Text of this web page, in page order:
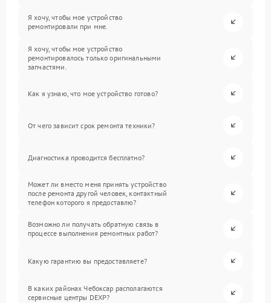
Я хочу, чтобы мое устройство
ремонтировали при мне.
Я хочу, чтобы мое устройство
ремонтировалось только оригинальными
запчастями.
Как я узнаю, что мое устройство готово?
От чего зависит срок ремонта техники?
Диагностика проводится бесплатно?
Может ли вместо меня принять устройство
после ремонта другой человек, контактный
телефон которого я предоставлю?
Возможно ли получать обратную связь в
процессе выполнения ремонтных работ?
Какую гарантию вы предоставляете?
В каких районах Чебоксар располагаются
сервисные центры DEXP?